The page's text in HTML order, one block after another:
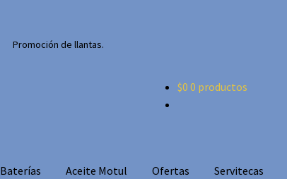
Promoción de llantas.
$0 0 productos
Baterías Aceite Motul Ofertas Servitecas